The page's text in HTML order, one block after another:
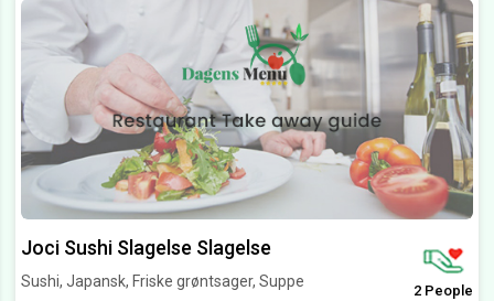
Joci Sushi Slagelse Slagelse
Sushi, Japansk, Friske grøntsager, Suppe
2 People